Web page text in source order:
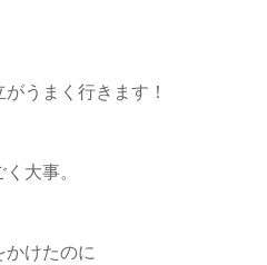
うまく行きます！
大事。
かけたのに